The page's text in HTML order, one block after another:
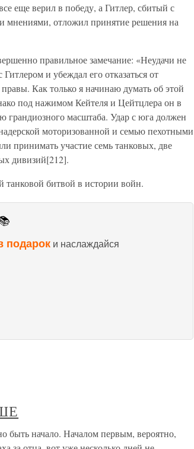
еще верил в победу, а Гитлер, сбитый с
мнениями, отложил принятие решения на
правильное замечание: «Неудачи не
и убеждал его отказаться от
Как только я начинаю думать об этой
под нажимом Кейтеля и Цейтцлера он в
грандиозного масштаба. Удар с юга должен
моторизованной и семью пехотными
принимать участие семь танковых, две
дивизий[212].
битвой в истории войн.
подарок и наслаждайся
начало. Началом первым, вероятно,